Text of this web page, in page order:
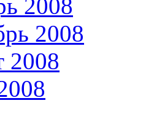
2008
2008
2008